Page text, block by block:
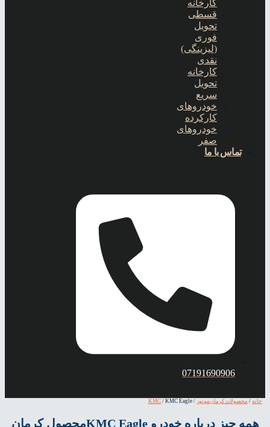
کارخانه
قسطی
(لیزینگی)
نقدی
کارخانه
خودروهای
کارکرده
خودروهای
تماس با ما
07191690906
کرمان‌موتور /
KMC/ KMC Eagle
همه چیز درباره خودرو KMC Eagleمحصول کرمان